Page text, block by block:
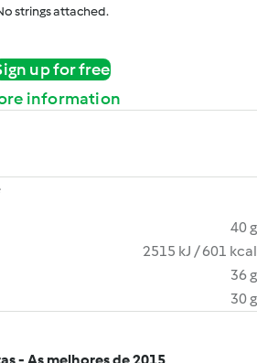
strings attached.
up for free
information
40 g
2515 kJ / 601 kcal
36 g
30 g